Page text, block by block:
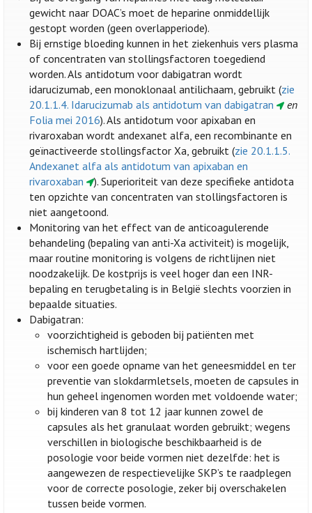
gewicht naar DOAC’s moet de heparine onmiddellijk
gestopt worden (geen overlapperiode).
Bij ernstige bloeding kunnen in het ziekenhuis vers plasma
of concentraten van stollingsfactoren toegediend
worden. Als antidotum voor dabigatran wordt
idarucizumab, een monoklonaal antilichaam, gebruikt (zie
20.1.1.4. Idarucizumab als antidotum van dabigatran
en
Folia mei 2016). Als antidotum voor apixaban en
rivaroxaban wordt andexanet alfa, een recombinante en
geïnactiveerde stollingsfactor Xa, gebruikt (zie 20.1.1.5.
Andexanet alfa als antidotum van apixaban en
rivaroxaban
). Superioriteit van deze specifieke antidota
ten opzichte van concentraten van stollingsfactoren is
niet aangetoond.
Monitoring van het effect van de anticoagulerende
behandeling (bepaling van anti-Xa activiteit) is mogelijk,
maar routine monitoring is volgens de richtlijnen niet
noodzakelijk. De kostprijs is veel hoger dan een INR-
bepaling en terugbetaling is in België slechts voorzien in
bepaalde situaties.
Dabigatran:
voorzichtigheid is geboden bij patiënten met
ischemisch hartlijden;
voor een goede opname van het geneesmiddel en ter
preventie van slokdarmletsels, moeten de capsules in
hun geheel ingenomen worden met voldoende water;
bij kinderen van 8 tot 12 jaar kunnen zowel de
capsules als het granulaat worden gebruikt; wegens
verschillen in biologische beschikbaarheid is de
posologie voor beide vormen niet dezelfde: het is
aangewezen de respectievelijke SKP’s te raadplegen
voor de correcte posologie, zeker bij overschakelen
tussen beide vormen.